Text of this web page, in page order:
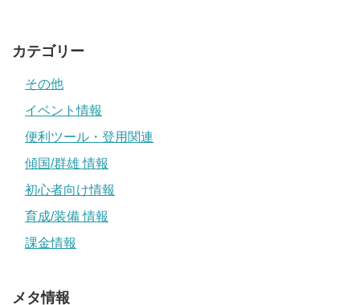
カテゴリー
その他
イベント情報
便利ツール・登用関連
傾国/群雄 情報
初心者向け情報
育成/装備 情報
課金情報
メタ情報